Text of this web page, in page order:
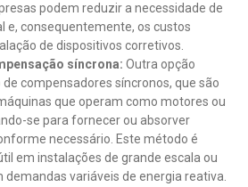
podem reduzir a necessidade de
e, consequentemente, os custos
de dispositivos corretivos.
síncrona: Outra opção
de compensadores síncronos, que são
que operam como motores ou
se para fornecer ou absorver
necessário. Este método é
em instalações de grande escala ou
demandas variáveis de energia reativa.